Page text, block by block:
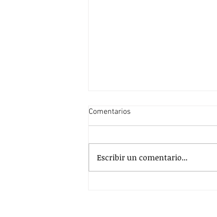
Las pausas como aliadas
Comentarios
Escribir un comentario...